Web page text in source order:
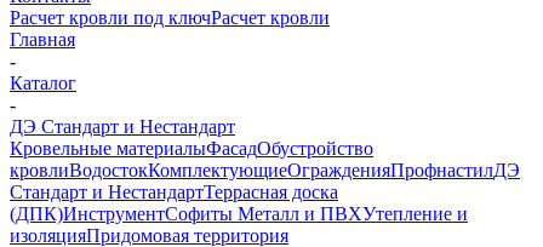
Расчет кровли под ключРасчет кровли
Главная
-
Каталог
-
ДЭ Стандарт и Нестандарт
Кровельные материалыФасадОбустройство
кровлиВодостокКомплектующиеОгражденияПрофнастилДЭ
Стандарт и НестандартТеррасная доска
(ДПК)ИнструментСофиты Металл и ПВХУтепление и
изоляцияПридомовая территория